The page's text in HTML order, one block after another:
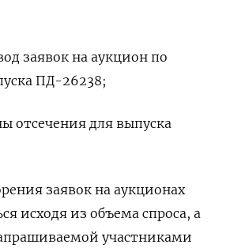
заявок на аукцион по
ПД-26238;
отсечения для выпуска
заявок на аукционах
исходя из объема спроса, а
участниками